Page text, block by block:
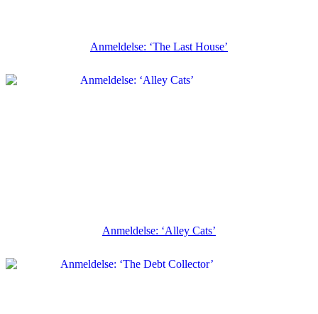
Anmeldelse: ‘The Last House’
Anmeldelse: ‘Alley Cats’